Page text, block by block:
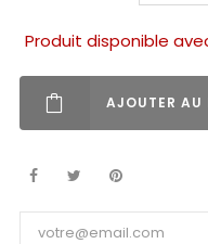
Produit disponible
AJOUTER AU